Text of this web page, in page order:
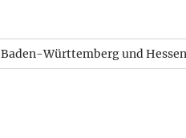
Baden-Württemberg und Hessen